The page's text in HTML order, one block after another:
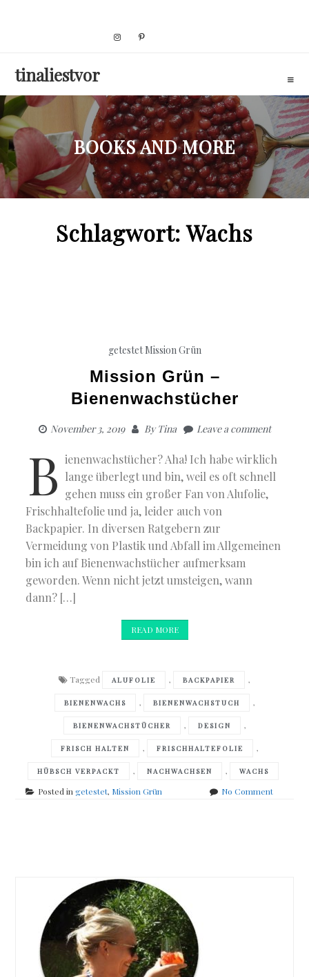
tinaliestvor
BOOKS AND MORE
Schlagwort:Wachs
getestet Mission Grün
Mission Grün –
Bienenwachstücher
November 3, 2019 ByTina Leave a comment
B ienenwachstücher? Aha! Ich habe wirklich
lange überlegt und bin, weil es oft schnell
gehen muss ein großer Fan von Alufolie,
Frischhaltefolie und ja, leider auch von
Backpapier. In diversen Ratgebern zur
Vermeidung von Plastik und Abfall im Allgemeinen
bin ich auf Bienenwachstücher aufmerksam
geworden. Wenn nicht jetzt umsteigen, wann
dann? […]
READ MORE
Tagged ALUFOLIE , BACKPAPIER ,
BIENENWACHS , BIENENWACHSTUCH ,
BIENENWACHSTÜCHER , DESIGN ,
FRISCH HALTEN , FRISCHHALTEFOLIE ,
HÜBSCH VERPACKT , NACHWACHSEN , WACHS
Posted ingetestet, Mission Grün No Commenton
navigation